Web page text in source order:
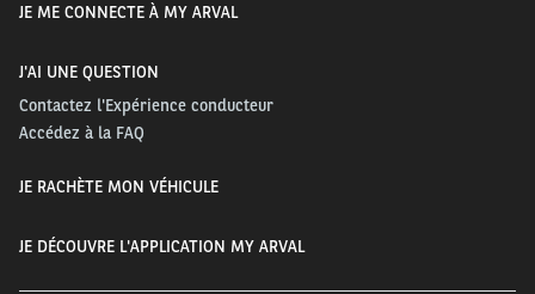
JE ME CONNECTE À MY ARVAL
J'AI UNE QUESTION
Contactez l'Expérience conducteur
Accédez à la FAQ
JE RACHÈTE MON VÉHICULE
JE DÉCOUVRE L'APPLICATION MY ARVAL